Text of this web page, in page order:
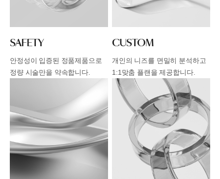
SAFETY
안정성이 입증된 정품제품으로
정량 시술만을 약속합니다.
CUSTOM
개인의 니즈를 면밀히 분석하고
1:1맞춤 플랜을 제공합니다.